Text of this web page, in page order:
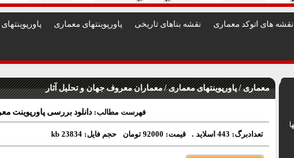
نقشه های اتوکد معماری نقشه بناهای تاريخی پاورپوينتهای معماری
معماری / پاورپوینتهای معماری / معماران معروف جهان و تحلیل آثار
فهرست مطالب: دانلود بررسی پاورپوینت
تعدادبرگ: 443 اسلاید . قیمت: 92000 تومان حجم فایل: 23834 kb